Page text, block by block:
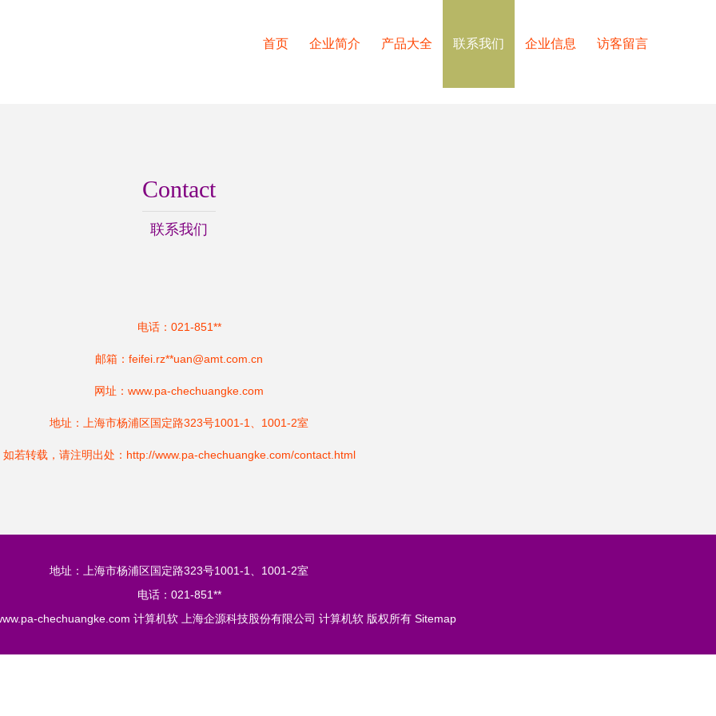
首页 企业简介 产品大全 联系我们 企业信息 访客留言
Contact
联系我们
电话：021-851**
邮箱：feifei.rz**uan@amt.com.cn
网址： www.pa-chechuangke.com
地址：上海市杨浦区国定路323号1001-1、1001-2室
如若转载，请注明出处：http://www.pa-chechuangke.com/contact.html
地址：上海市杨浦区国定路323号1001-1、1001-2室
电话：021-851**
chechuangke.com 计算机软 上海企源科技股份有限公司 计算机软版权所有 Sitemap